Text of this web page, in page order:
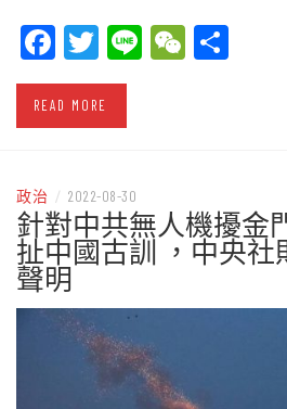
Facebook
Twitter
Line
READ MORE
政治 / 2022-08-30
針對中共無人機擾金
扯中國古訓 ，中央社
聲明